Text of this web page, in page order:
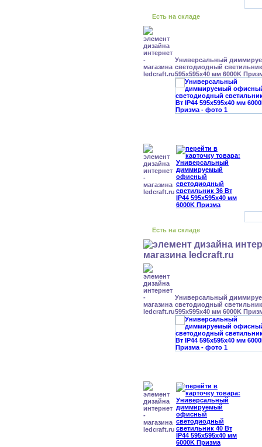
Есть на складе
Универсальный
светодиодный
595x595x40 мм 6000K
Есть на складе
Универсальный
светодиодный
595x595x40 мм 6000K